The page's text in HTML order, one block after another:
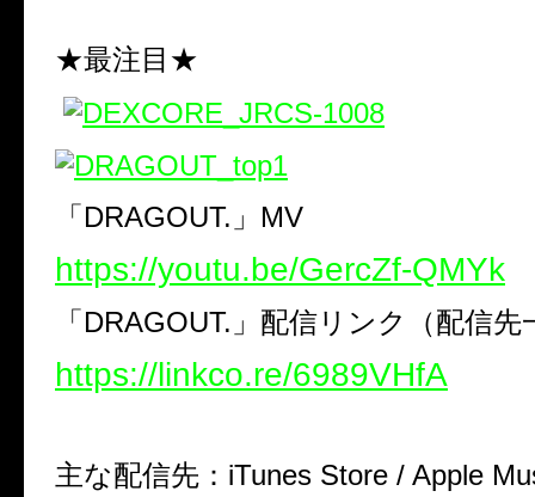
★最注目★
「DRAGOUT.」MV
https://youtu.be/GercZf-QMYk
「DRAGOUT.」配信リンク（配信先
https://linkco.re/6989VHfA
主な配信先：iTunes Store / Apple